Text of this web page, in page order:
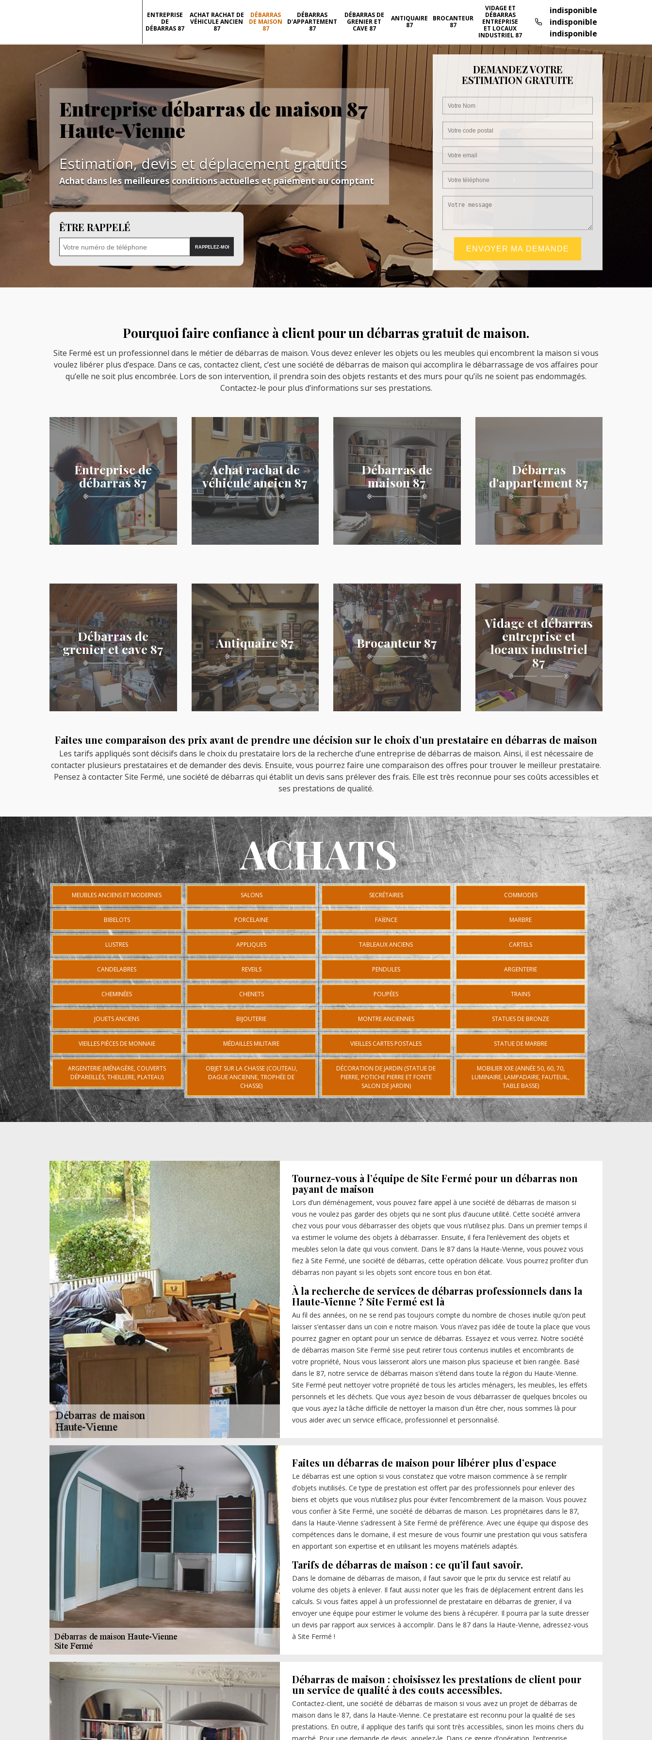
ENTREPRISE
DE
DÉBARRAS 87
ACHAT RACHAT DE
VÉHICULE ANCIEN
87
DÉBARRAS
DE MAISON
87
DÉBARRAS
D'APPARTEMENT
87
DÉBARRAS DE
GRENIER ET
CAVE 87
ANTIQUAIRE
87
BROCANTEUR
87
VIDAGE ET
DÉBARRAS
ENTREPRISE
ET LOCAUX
INDUSTRIEL 87
indisponible
indisponible
indisponible
Entreprise débarras de maison 87
Haute-Vienne
Estimation, devis et déplacement gratuits
Achat dans les meilleures conditions actuelles et paiement au comptant
ÊTRE RAPPELÉ
DEMANDEZ VOTRE
ESTIMATION GRATUITE
Pourquoi faire confiance à client pour un débarras gratuit de maison.
Site Fermé est un professionnel dans le métier de débarras de maison. Vous devez enlever les objets ou les meubles qui encombrent la maison si vous
voulez libérer plus d’espace. Dans ce cas, contactez client, c’est une société de débarras de maison qui accomplira le débarrassage de vos affaires pour
qu’elle ne soit plus encombrée. Lors de son intervention, il prendra soin des objets restants et des murs pour qu’ils ne soient pas endommagés.
Contactez-le pour plus d’informations sur ses prestations.
Entreprise de
débarras 87
Achat rachat de
véhicule ancien 87
Débarras de
maison 87
Débarras
d'appartement 87
Débarras de
grenier et cave 87
Antiquaire 87 Brocanteur 87
Vidage et débarras
entreprise et
locaux industriel
87
Faites une comparaison des prix avant de prendre une décision sur le choix d’un prestataire en débarras de maison
Les tarifs appliqués sont décisifs dans le choix du prestataire lors de la recherche d’une entreprise de débarras de maison. Ainsi, il est nécessaire de
contacter plusieurs prestataires et de demander des devis. Ensuite, vous pourrez faire une comparaison des offres pour trouver le meilleur prestataire.
Pensez à contacter Site Fermé, une société de débarras qui établit un devis sans prélever des frais. Elle est très reconnue pour ses coûts accessibles et
ses prestations de qualité.
ACHATS
MEUBLES ANCIENS ET MODERNES SALONS SECRÉTAIRES COMMODES
BIBELOTS PORCELAINE FAÏENCE MARBRE
LUSTRES APPLIQUES TABLEAUX ANCIENS CARTELS
CANDELABRES REVEILS PENDULES ARGENTERIE
CHEMINÉES CHENETS POUPÉES TRAINS
JOUETS ANCIENS BIJOUTERIE MONTRE ANCIENNES STATUES DE BRONZE
VIEILLES PIÈCES DE MONNAIE MÉDAILLES MILITAIRE VIEILLES CARTES POSTALES STATUE DE MARBRE
ARGENTERIE (MÉNAGÈRE, COUVERTS
DÉPAREILLÉS, THEILLERE, PLATEAU)
OBJET SUR LA CHASSE (COUTEAU,
DAGUE ANCIENNE, TROPHÉE DE
CHASSE)
DÉCORATION DE JARDIN (STATUE DE
PIERRE, POTICHE PIERRE ET FONTE
SALON DE JARDIN)
MOBILIER XXE (ANNÉE 50, 60, 70,
LUMINAIRE, LAMPADAIRE, FAUTEUIL,
TABLE BASSE)
Tournez-vous à l’équipe de Site Fermé pour un débarras non
payant de maison
Lors d’un déménagement, vous pouvez faire appel à une société de débarras de maison si
vous ne voulez pas garder des objets qui ne sont plus d’aucune utilité. Cette société arrivera
chez vous pour vous débarrasser des objets que vous n’utilisez plus. Dans un premier temps il
va estimer le volume des objets à débarrasser. Ensuite, il fera l’enlèvement des objets et
meubles selon la date qui vous convient. Dans le 87 dans la Haute-Vienne, vous pouvez vous
fiez à Site Fermé, une société de débarras, cette opération délicate. Vous pourrez profiter d’un
débarras non payant si les objets sont encore tous en bon état.
À la recherche de services de débarras professionnels dans la
Haute-Vienne ? Site Fermé est là
Au fil des années, on ne se rend pas toujours compte du nombre de choses inutile qu’on peut
laisser s’entasser dans un coin e notre maison. Vous n’avez pas idée de toute la place que vous
pourrez gagner en optant pour un service de débarras. Essayez et vous verrez. Notre société
de débarras maison Site Fermé sise peut retirer tous contenus inutiles et encombrants de
votre propriété, Nous vous laisseront alors une maison plus spacieuse et bien rangée. Basé
dans le 87, notre service de débarras maison s‘étend dans toute la région du Haute-Vienne.
Site Fermé peut nettoyer votre propriété de tous les articles ménagers, les meubles, les effets
personnels et les déchets. Que vous ayez besoin de vous débarrasser de quelques bricoles ou
que vous ayez la tâche difficile de nettoyer la maison d'un être cher, nous sommes là pour
vous aider avec un service efficace, professionnel et personnalisé.
Faites un débarras de maison pour libérer plus d’espace
Le débarras est une option si vous constatez que votre maison commence à se remplir
d’objets inutilisés. Ce type de prestation est offert par des professionnels pour enlever des
biens et objets que vous n’utilisez plus pour éviter l’encombrement de la maison. Vous pouvez
vous confier à Site Fermé, une société de débarras de maison. Les propriétaires dans le 87,
dans la Haute-Vienne s’adressent à Site Fermé de préférence. Avec une équipe qui dispose des
compétences dans le domaine, il est mesure de vous fournir une prestation qui vous satisfera
en apportant son expertise et en utilisant les moyens matériels adaptés.
Tarifs de débarras de maison : ce qu’il faut savoir.
Dans le domaine de débarras de maison, il faut savoir que le prix du service est relatif au
volume des objets à enlever. Il faut aussi noter que les frais de déplacement entrent dans les
calculs. Si vous faites appel à un professionnel de prestataire en débarras de grenier, il va
envoyer une équipe pour estimer le volume des biens à récupérer. Il pourra par la suite dresser
un devis par rapport aux services à accomplir. Dans le 87 dans la Haute-Vienne, adressez-vous
à Site Fermé !
Débarras de maison : choisissez les prestations de client pour
un service de qualité à des couts accessibles.
Contactez-client, une société de débarras de maison si vous avez un projet de débarras de
maison dans le 87, dans la Haute-Vienne. Ce prestataire est reconnu pour la qualité de ses
prestations. En outre, il applique des tarifs qui sont très accessibles, sinon les moins chers du